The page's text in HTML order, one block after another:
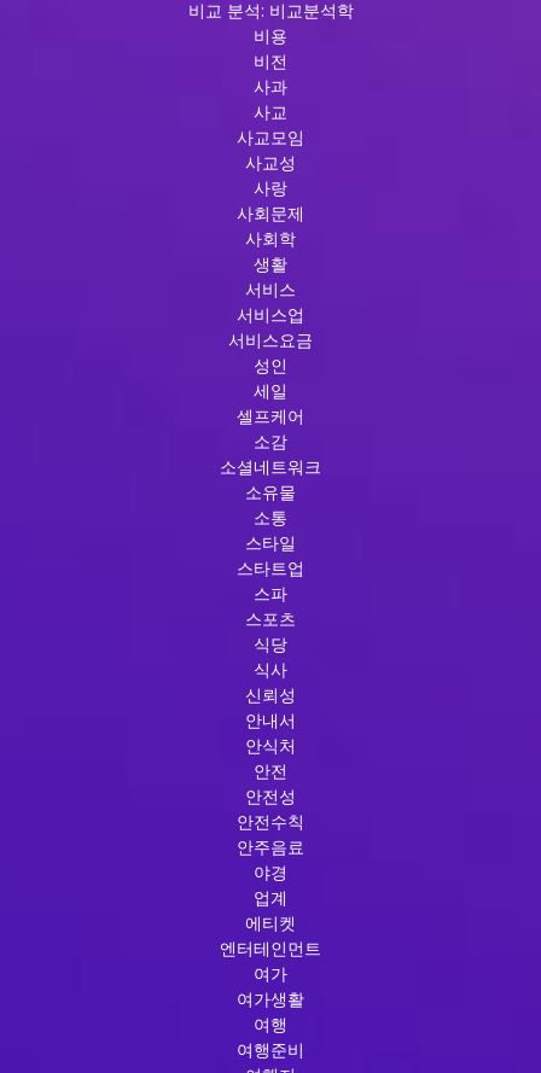
비교 분석: 비교분석학
비용
비전
사과
사교
사교모임
사교성
사랑
사회문제
사회학
생활
서비스
서비스업
서비스요금
성인
세일
셀프케어
소감
소셜네트워크
소유물
소통
스타일
스타트업
스파
스포츠
식당
식사
신뢰성
안내서
안식처
안전
안전성
안전수칙
안주음료
야경
업계
에티켓
엔터테인먼트
여가
여가생활
여행
여행준비